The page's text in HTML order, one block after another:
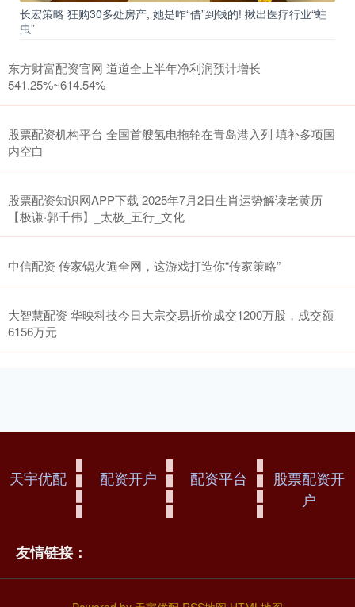
长宏策略 狂购30多处房产, 她是咋“借”到钱的! 揪出医疗行业“蛀
虫”
东方财富配资官网 道道全上半年净利润预计增长
541.25%~614.54%
股票配资机构平台 全国首艘氢电拖轮在青岛港入列 填补多项国
内空白
股票配资知识网APP下载 2025年7月2日生肖运势解读老黄历
【极谦·郭千伟】_太极_五行_文化
中信配资 传家锅火遍全网，这游戏打造你“传家策略”
大智慧配资 华映科技今日大宗交易折价成交1200万股，成交额
6156万元
天宇优配 配资开户 配资平台
股票配资开
户
友情链接：